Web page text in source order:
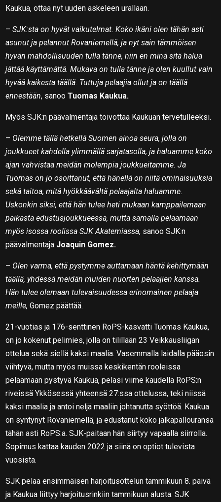
Kaukua, ottaa nyt uuden askeleen urallaan.
–SJK:sta on hyvät vaikutelmat. Koko ikäni olen tähän asti
asunut ja pelannut Rovaniemellä, ja nyt sain tämmöisen
hyvän mahdollisuuden tulla tänne, niin en minä sitä halua
jättää käyttämättä. Mukava on tulla tänne ja olen kuullut vain
hyvää kaikesta täällä. Tuttuja pelaajia ollut ja on täällä
ennestään, sanooTuomas Kaukua.
Myös SJK:n päävalmentaja toivottaa Kaukuan tervetulleeksi.
– Olemme tällä hetkellä Suomen ainoa seura, jolla on
joukkueet kahdella ylimmällä sarjatasolla, ja haluamme koko
ajan vahvistaa meidän molempia joukkueitamme. Ja
Tuomas on jo osoittanut, että hänellä on niitä ominaisuuksia
sekä taitoa, mitä hyökkäävältä pelaajalta haluamme.
Uskonkin siksi, että hän tulee heti mukaan kamppailemaan
paikasta edustusjoukkueessa, mutta samalla pelaamaan
myös isossa roolissa SJK Akatemiassa, sanoo SJK:n
päävalmentaja Joaquin Gomez.
– Olen varma, että pystymme auttamaan häntä kehittymään
täällä, yhdessä meidän muiden nuorten pelaajien kanssa.
Hän tulee olemaan tulevaisuudessa erinomainen pelaaja
meille, Gomez päättää.
21-vuotias ja 176-senttinen RoPS-kasvatti Tuomas Kaukua,
on jo kokenut pelimies, jolla on tilillään 23 Veikkausliigan
ottelua sekä siellä kaksi maalia. Vasemmalla laidalla pääosin
viihtyvä, mutta myös muissa keskikentän rooleissa
pelaamaan pystyvä Kaukua, pelasi viime kaudella RoPS:n
riveissä Ykkösessä yhteensä 27:ssa ottelussa, teki niissä
kaksi maalia ja antoi neljä maaliin johtanutta syöttöä. Kaukua
on syntynyt Rovaniemellä, ja edustanut koko jalkapallouransa
tähän asti RoPS:a. SJK-paitaan hän siirtyy vapaalla siirrolla.
Sopimus kattaa kauden 2022 ja siinä on optiot tulevista
vuosista.
SJK pelaa ensimmäisen harjoitusottelun tammikuun 8. päivä
ja Kaukua liittyy harjoitusrinkiin tammikuun alusta. SJK